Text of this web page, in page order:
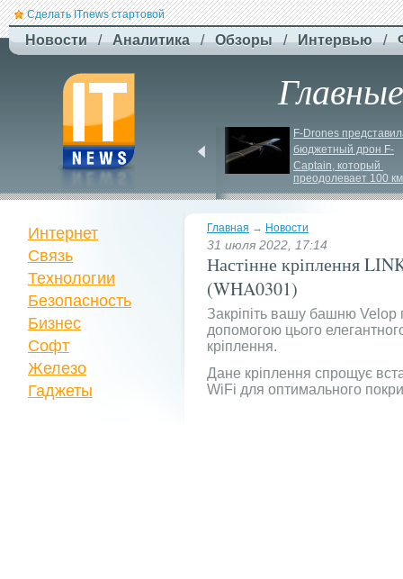
Сделать ITnews стартовой
Новости / Аналитика / Обзоры / Интервью /
плату за ручну поклажу
F-Drones
бюджетный дрон F-
Сaptain, который
преодолевает 100 км
Главная → Новости
31 июля 2022, 17:14
Настінне кріплення
(WHA0301)
Закріпіть вашу башню Velop
допомогою цього
кріплення.
Дане кріплення спрощує
WiFi для оптимального
Интернет
Связь
Технологии
Безопасность
Бизнес
Софт
Железо
Гаджеты